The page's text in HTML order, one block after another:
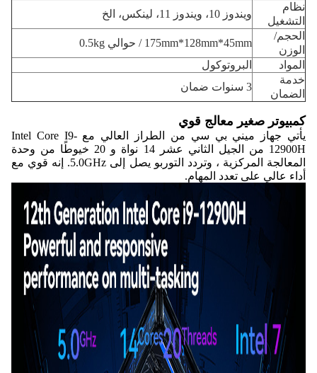
نظام
التشغيل
ويندوز 10، ويندوز 11، لينكس، الخ
الحجم/
الوزن
175mm*128mm*45mm / حوالي 0.5kg
المواد
البروتوكول
خدمة
الضمان
3 سنوات ضمان
كمبيوتر صغير معالج قوي
يأتي جهاز ميني بي سي من الطراز العالي مع Intel Core I9-
12900H من الجيل الثاني عشر 14 نواة و 20 خيوطًا من وحدة
المعالجة المركزية ، وتردد التوربو يصل إلى 5.0GHz. إنه قوي مع
أداء عالي على تعدد المهام.